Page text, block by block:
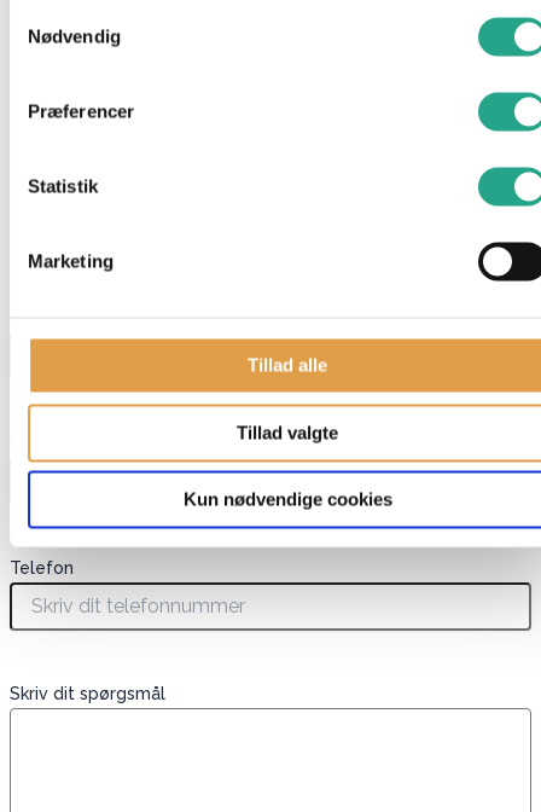
Nødvendig
Præferencer
Statistik
Marketing
Tillad alle
Tillad valgte
Kun nødvendige cookies
Specifikationer
Mål: 20 x 15 x 5 cm.
" indikerer påkrævede felter
Telefon
Skriv dit spørgsmål